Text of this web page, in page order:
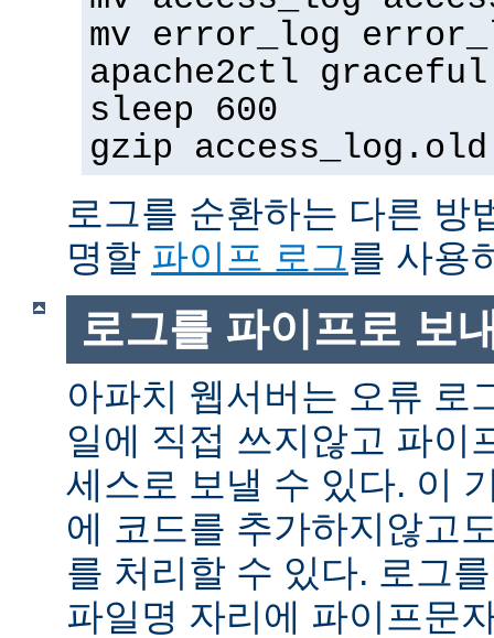
mv error_log
apache2ctl graceful
sleep 600
gzip
로그를 순환하는 다른 방
명할 파이프 로그를 사용
로그를 파이프로 보
아파치 웹서버는 오류 로
일에 직접 쓰지않고 파이
세스로 보낼 수 있다. 이
에 코드를 추가하지않고
를 처리할 수 있다. 로그
파일명 자리에 파이프문